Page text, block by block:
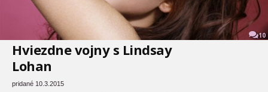
10
Hviezdne vojny s Lindsay
Lohan
pridané 10.3.2015